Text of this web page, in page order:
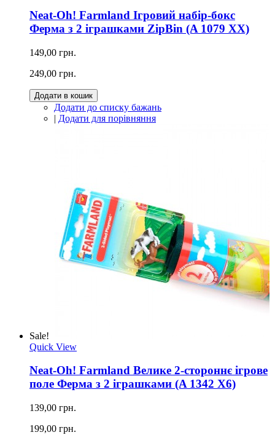
Neat-Oh! Farmland Ігровий набір-бокс
Ферма з 2 іграшками ZipBin (A 1079 XX)
149,00 грн.
249,00 грн.
Додати в кошик
Додати до списку бажань
| Додати для порівняння
Sale!
Quick View
Neat-Oh! Farmland Велике 2-стороннє ігрове
поле Ферма з 2 іграшками (A 1342 X6)
139,00 грн.
199,00 грн.